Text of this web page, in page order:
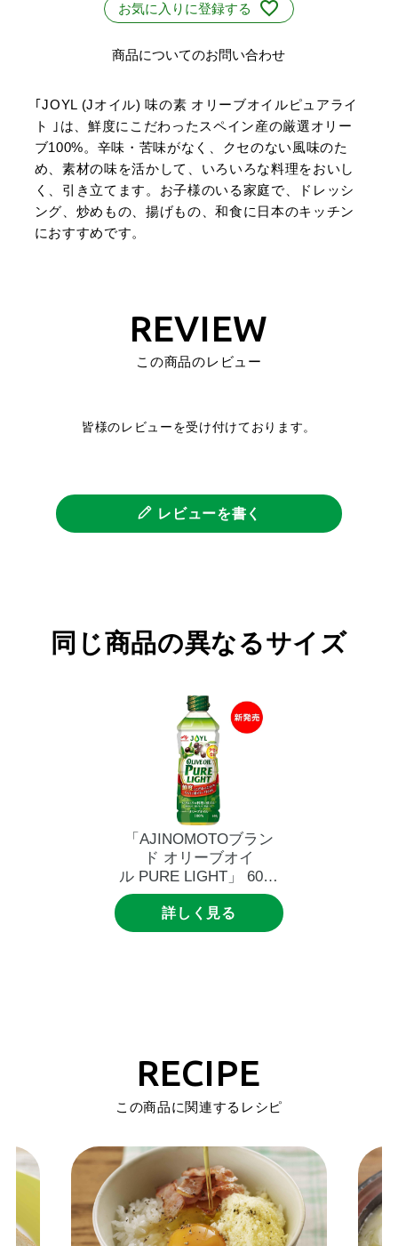
お気に入りに登録する
商品についてのお問い合わせ
｢JOYL (Jオイル) 味の素 オリーブオイルピュアライ
ト ｣は、鮮度にこだわったスペイン産の厳選オリー
ブ100%。辛味・苦味がなく、クセのない風味のた
め、素材の味を活かして、いろいろな料理をおいし
く、引き立てます。お子様のいる家庭で、ドレッシ
ング、炒めもの、揚げもの、和食に日本のキッチン
におすすめです。
REVIEW
この商品のレビュー
皆様のレビューを受け付けております。
レビューを書く
同じ商品の異なるサイズ
「AJINOMOTOブラン
ド オリーブオイ
ル PURE LIGHT」 600g
UDエコペット
詳しく見る
RECIPE
この商品に関連するレシピ